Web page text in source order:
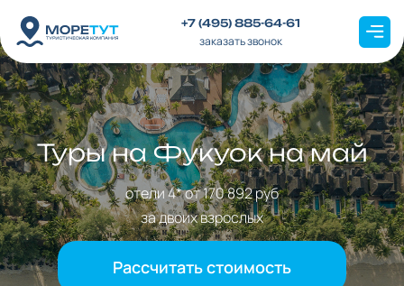
+7 (495) 885-64-61
заказать звонок
Туры на Фукуок на май
отели4* от170 892руб
за двоих взрослых
Рассчитать стоимость